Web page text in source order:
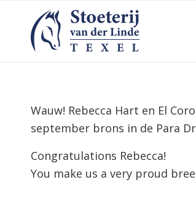
Wauw! Rebecca Hart en El
september brons in de Para
Congratulations Rebecca!
You make us a very proud